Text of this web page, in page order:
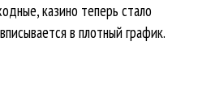
казино теперь стало
в плотный график.